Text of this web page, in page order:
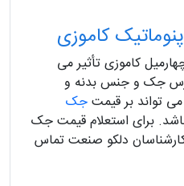
کاموزی
کاموزی تأثیر می
جک و جنس بدنه و
تواند بر قیمتجک
باشد. برای استعلام قیمت جک
دلکو صنعت تماس